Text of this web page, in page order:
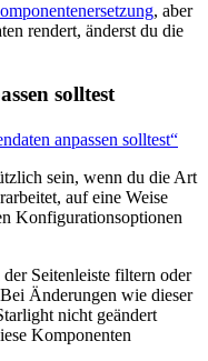
, aber
rendert, änderst du die
solltest
anpassen solltest“
sein, wenn du die Art
auf eine Weise
Konfigurations­optionen
Seitenleiste filtern oder
Änderungen wie dieser
nicht geändert
Komponenten